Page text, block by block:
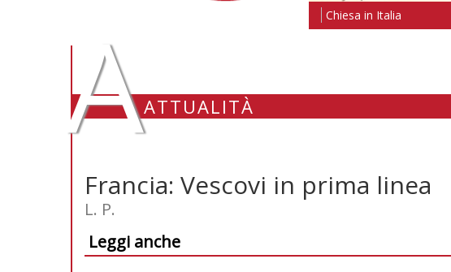
Chiesa in Italia
AATTUALITÀ
Francia: Vescovi in prima linea
L. P.
Leggi anche